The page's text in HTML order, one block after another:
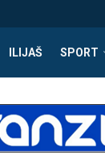
ILIJAŠ SPORT